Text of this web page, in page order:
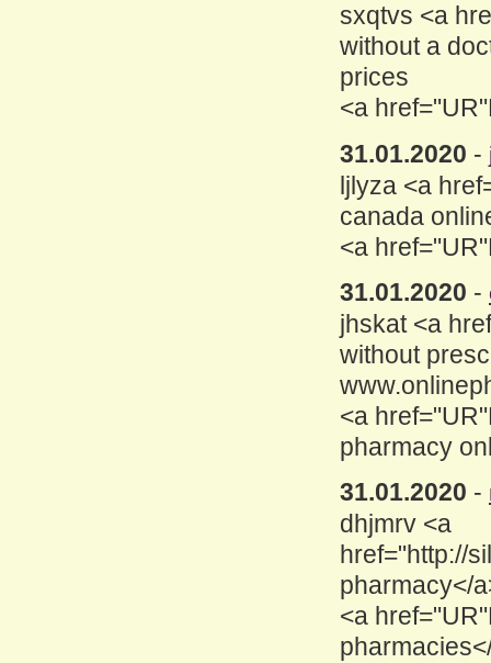
sxqtvs <a
without a
prices
<a
31.01.2020 -
ljlyza <a
canada
<a
31.01.2020 -
jhskat <a
without
<a
pharmacy
31.01.2020 -
dhjmrv <a
href="http://
pharmacy</
<a